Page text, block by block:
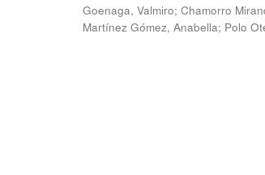
Goenaga, Valmiro; Chamorro
Martínez Gómez, Anabella; Polo